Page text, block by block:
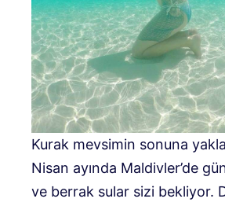
Kurak mevsimin sonuna
Nisan ayında Maldivler’de
ve berrak sular sizi bekliyor.